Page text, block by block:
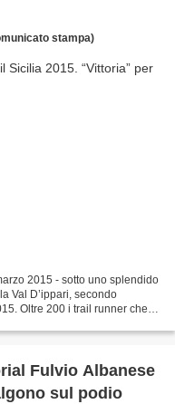
stampa)
2015 - sotto uno splendido
Val D’ippari, secondo
Oltre 200 i trail runner che si
Fulvio Albanese
sul podio